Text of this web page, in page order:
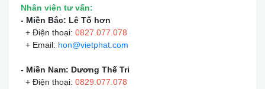
Nhân viên tư vấn:
- Miền Bắc: Lê Tố hơn
+ Điện thoại: 0827.077.078
+ Email: hon@vietphat.com
- Miền Nam: Dương Thế Tri
+ Điện thoại: 0829.077.078